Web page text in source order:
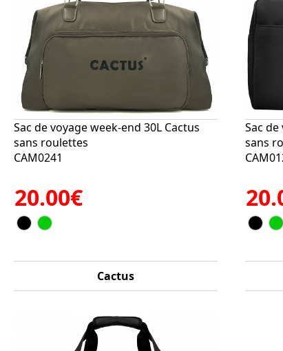
Sac de voyage week-end 30L Cactus
sans roulettes
CAM0241
20.00€
Sac
sans
Cactus